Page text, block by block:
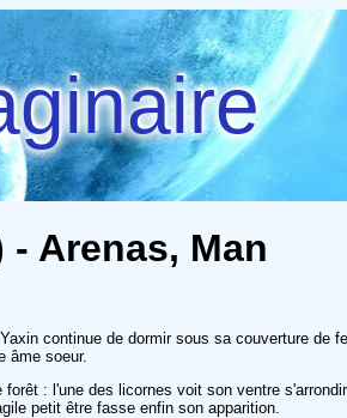
Arenas, Man
continue de dormir sous sa couverture de
âme soeur.
: l'une des licornes voit son ventre
petit être fasse enfin son apparition.